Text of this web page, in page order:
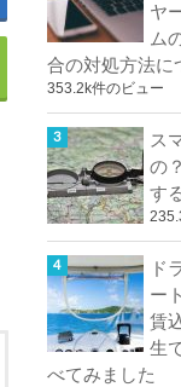
ヤ
ム
合の対処方法に
353.2k件のビュー
ス
の
す
ド
ー
賃
生
べてみました